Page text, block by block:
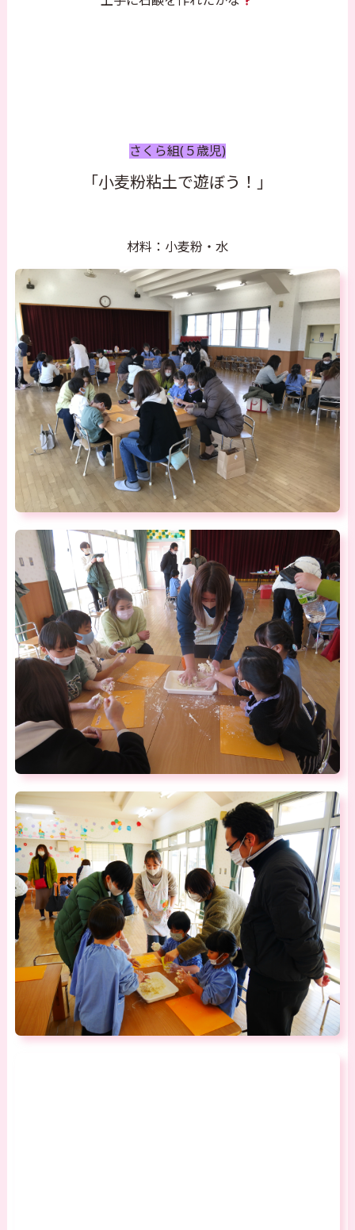
さくら組(５歳児)
「小麦粉粘土で遊ぼう！」
材料：小麦粉・水